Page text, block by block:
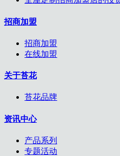
招商加盟
招商加盟
在线加盟
关于苔花
苔花品牌
资讯中心
产品系列
专题活动